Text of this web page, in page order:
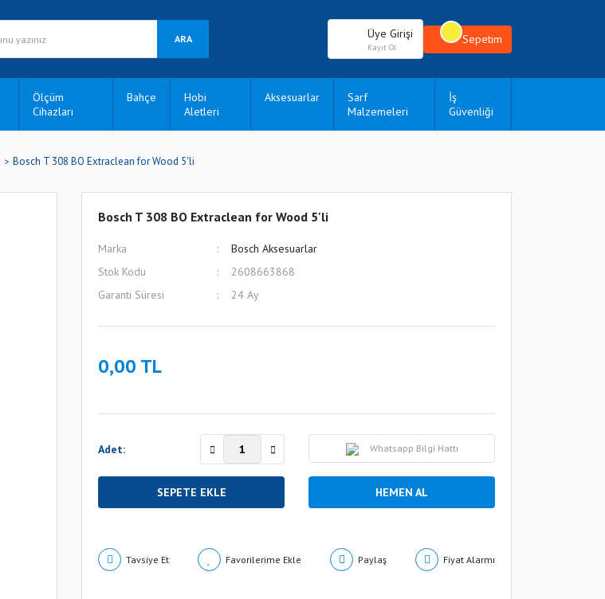
ARA Üye Girişi
Kayıt Ol
Sepetim
Ölçüm
Cihazları
Bahçe
Hobi
Aletleri
Aksesuarlar
Sarf
Malzemeleri
İş
Güvenliği
Bosch T 308 BO Extraclean for Wood 5'li
Bosch T 308 BO Extraclean for Wood 5'li
Marka
Bosch Aksesuarlar
Stok Kodu
2608663868
Garanti Süresi
24 Ay
0,00 TL
Adet: Whatsapp Bilgi Hattı
SEPETE EKLE HEMEN AL
Tavsiye Et Paylaş Fiyat Alarmı